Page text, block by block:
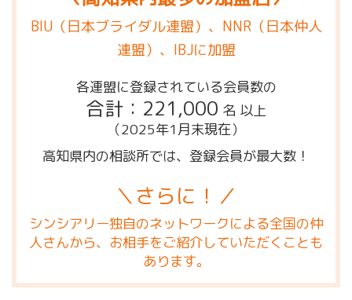
BIU（日本ブライダル連盟）、NNR（日本仲人
連盟）、IBJに加盟
各連盟に登録されている会員数の
合計：221,000 名 以上
（2025年1月末現在）
高知県内の相談所では、登録会員が最大数！
＼さらに！／
シンシアリー独自のネットワークによる全国の仲
人さんから、お相手をご紹介していただくことも
あります。